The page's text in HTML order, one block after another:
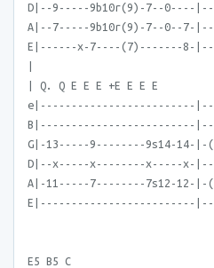
D|--9-----9b10r(9)-7--0----
A|--7-----9b10r(9)-7--0--7-|--
E|------x-7----(7)-------8-
| Q. Q E E E +E E E E
e|-------------------------
B|-------------------------
G|-13-----9--------9s14-14-|-
D|--x-----x--------x-----x-|--
A|-11-----7--------7s12-12-|-
E|-------------------------
E5 B5 C